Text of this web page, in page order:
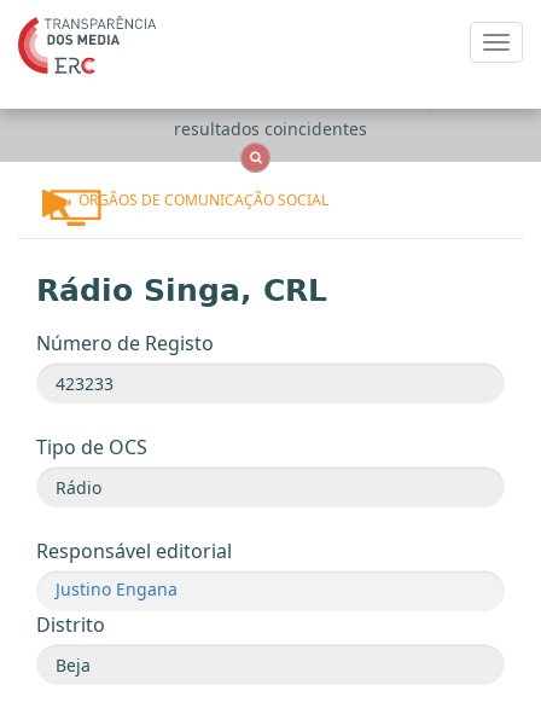
resultados coincidentes
ÓRGÃOS DE COMUNICAÇÃO SOCIAL
Rádio Singa, CRL
Número de Registo
Tipo de OCS
Responsável editorial
Justino Engana
Distrito